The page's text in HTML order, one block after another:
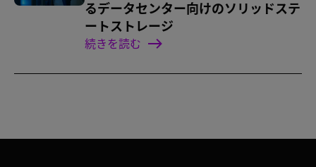
るデータセンター向けのソリッドステ
ートストレージ
続きを読む